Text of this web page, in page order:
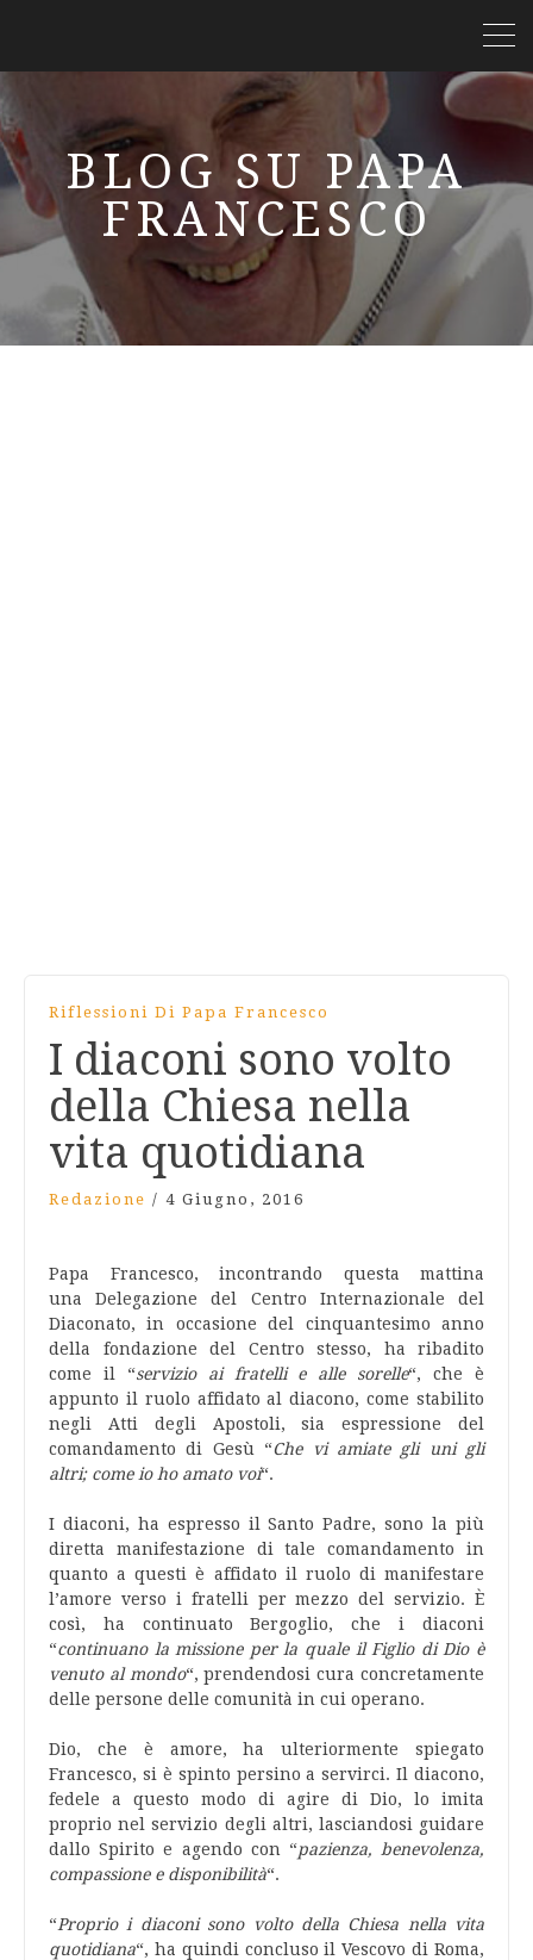
BLOG SU PAPA
FRANCESCO
Riflessioni Di Papa Francesco
I diaconi sono volto
della Chiesa nella
vita quotidiana
Redazione / 4 Giugno, 2016
Papa Francesco, incontrando questa mattina
una Delegazione del Centro Internazionale del
Diaconato, in occasione del cinquantesimo anno
della fondazione del Centro stesso, ha ribadito
come il “servizio ai fratelli e alle sorelle“, che è
appunto il ruolo affidato al diacono, come stabilito
negli Atti degli Apostoli, sia espressione del
comandamento di Gesù “Che vi amiate gli uni gli
altri; come io ho amato voi“.
I diaconi, ha espresso il Santo Padre, sono la più
diretta manifestazione di tale comandamento in
quanto a questi è affidato il ruolo di manifestare
l’amore verso i fratelli per mezzo del servizio. È
così, ha continuato Bergoglio, che i diaconi
“continuano la missione per la quale il Figlio di Dio è
venuto al mondo“, prendendosi cura concretamente
delle persone delle comunità in cui operano.
Dio, che è amore, ha ulteriormente spiegato
Francesco, si è spinto persino a servirci. Il diacono,
fedele a questo modo di agire di Dio, lo imita
proprio nel servizio degli altri, lasciandosi guidare
dallo Spirito e agendo con “pazienza, benevolenza,
compassione e disponibilità“.
“Proprio i diaconi sono volto della Chiesa nella vita
quotidiana“, ha quindi concluso il Vescovo di Roma,